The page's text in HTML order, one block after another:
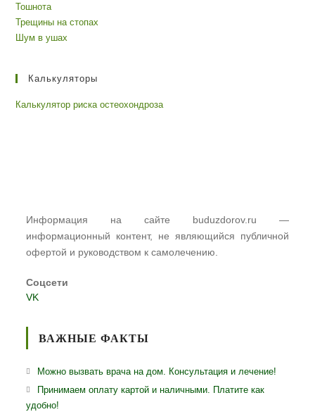
Тошнота
Трещины на стопах
Шум в ушах
Калькуляторы
Калькулятор риска остеохондроза
Информация на сайте buduzdorov.ru —
информационный контент, не являющийся публичной
офертой и руководством к самолечению.
Соцсети
VK
ВАЖНЫЕ ФАКТЫ
Можно вызвать врача на дом. Консультация и лечение!
Принимаем оплату картой и наличными. Платите как
удобно!